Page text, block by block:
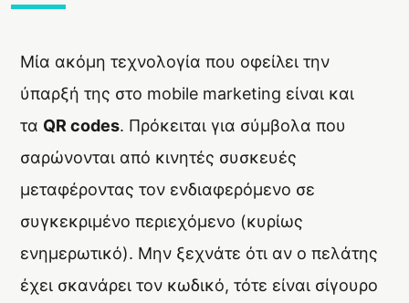
Μία ακόμη τεχνολογία που οφείλει την
ύπαρξή της στο mobile marketing είναι και
τα QR codes. Πρόκειται για σύμβολα που
σαρώνονται από κινητές συσκευές
μεταφέροντας τον ενδιαφερόμενο σε
συγκεκριμένο περιεχόμενο (κυρίως
ενημερωτικό). Μην ξεχνάτε ότι αν ο πελάτης
έχει σκανάρει τον κωδικό, τότε είναι σίγουρο